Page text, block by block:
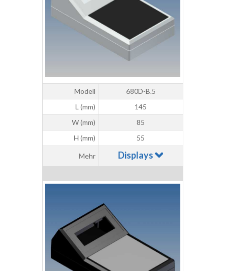
Modell
680D-B.5
L (mm)
145
W (mm)
85
H (mm)
55
Mehr Displays